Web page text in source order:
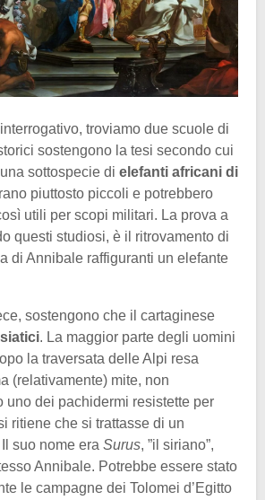
troviamo due scuole di
sostengono la tesi secondo cui
sottospecie di elefanti africani di
piuttosto piccoli e potrebbero
utili per scopi militari. La prova a
questi studiosi, è il ritrovamento di
di Annibale raffiguranti un elefante
sostengono che il cartaginese
. La maggior parte degli uomini
la traversata delle Alpi resa
(relativamente) mite, non
uno dei pachidermi resistette per
ritiene che si trattasse di un
suo nome era Surus, ”il siriano”,
Annibale. Potrebbe essere stato
le campagne dei Tolomei d’Egitto